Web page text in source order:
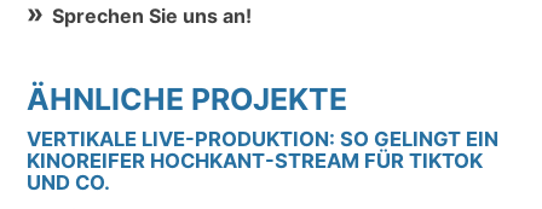
Sprechen Sie uns an!
ÄHNLICHE PROJEKTE
VERTIKALE LIVE-PRODUKTION: SO GELINGT EIN
KINOREIFER HOCHKANT-STREAM FÜR TIKTOK
UND CO.